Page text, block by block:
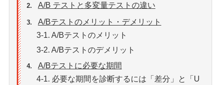
2. A/B テストと多変量テストの違い
3.
A/Bテストのメリット・デメリット
3-1. A/Bテストのメリット
3-2. A/Bテストのデメリット
4.
A/Bテストに必要な期間
4-1. 必要な期間を診断するには「差分」と「U